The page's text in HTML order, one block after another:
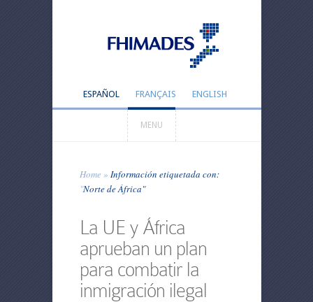
ESPAÑOL FRANÇAIS ENGLISH
MENU
Home » Información etiquetada con:
"Norte de África"
La UE y África
aprueban un plan
para combatir la
inmigración ilegal